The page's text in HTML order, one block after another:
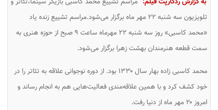
تلویزیون سه شنبه ۲۲ مهر ماه برگزار می‌شود.مراسم تشییع زنده یاد
«محمد کاسبی» روز سه شنبه ۲۲ مهرماه ساعت ۹ صبح از حوزه هنری به
سمت قطعه هنرمندان بهشت زهرا برگزار می‌شود.
محمد کاسبی زاده بهار سال ۱۳۳۰ بود. از دوره نوجوانی علاقه به تئاتر را در
خود کشف کرد و با همین علاقه‌مندی فعالیت‌هایی هم به انجام رساند و
امروز ۲۰ مهر ماه از دنیا رفت.